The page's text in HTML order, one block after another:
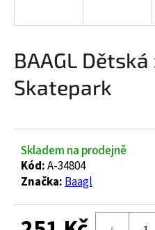
BAAGL
Skatepark
Skladem na prodejně
Kód:A-34804
Značka:Baagl
í
t
?
HLEDAT
D